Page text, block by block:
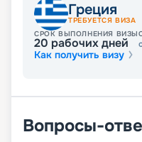
Греция
ТРЕБУЕТСЯ ВИЗА
СРОК ВЫПОЛНЕНИЯ ВИЗЫ
20 рабочих дней
Как получить визу
Вопросы-